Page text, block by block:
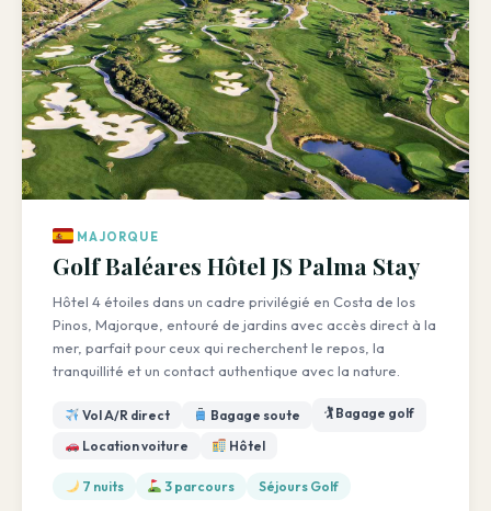
MAJORQUE
Golf Baléares Hôtel JS Palma Stay
Hôtel 4 étoiles dans un cadre privilégié en Costa de los
Pinos, Majorque, entouré de jardins avec accès direct à la
mer, parfait pour ceux qui recherchent le repos, la
tranquillité et un contact authentique avec la nature.
Vol A/R direct Bagage soute
🏌️ Bagage golf
Location voiture
Hôtel
7 nuits 3 parcours Séjours Golf